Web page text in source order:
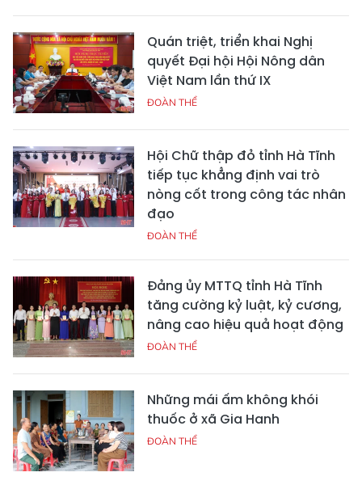
Quán triệt, triển khai Nghị
quyết Đại hội Hội Nông dân
Việt Nam lần thứ IX
ĐOÀN THỂ
Hội Chữ thập đỏ tỉnh Hà Tĩnh
tiếp tục khẳng định vai trò
nòng cốt trong công tác nhân
đạo
ĐOÀN THỂ
Đảng ủy MTTQ tỉnh Hà Tĩnh
tăng cường kỷ luật, kỷ cương,
nâng cao hiệu quả hoạt động
ĐOÀN THỂ
Những mái ấm không khói
thuốc ở xã Gia Hanh
ĐOÀN THỂ